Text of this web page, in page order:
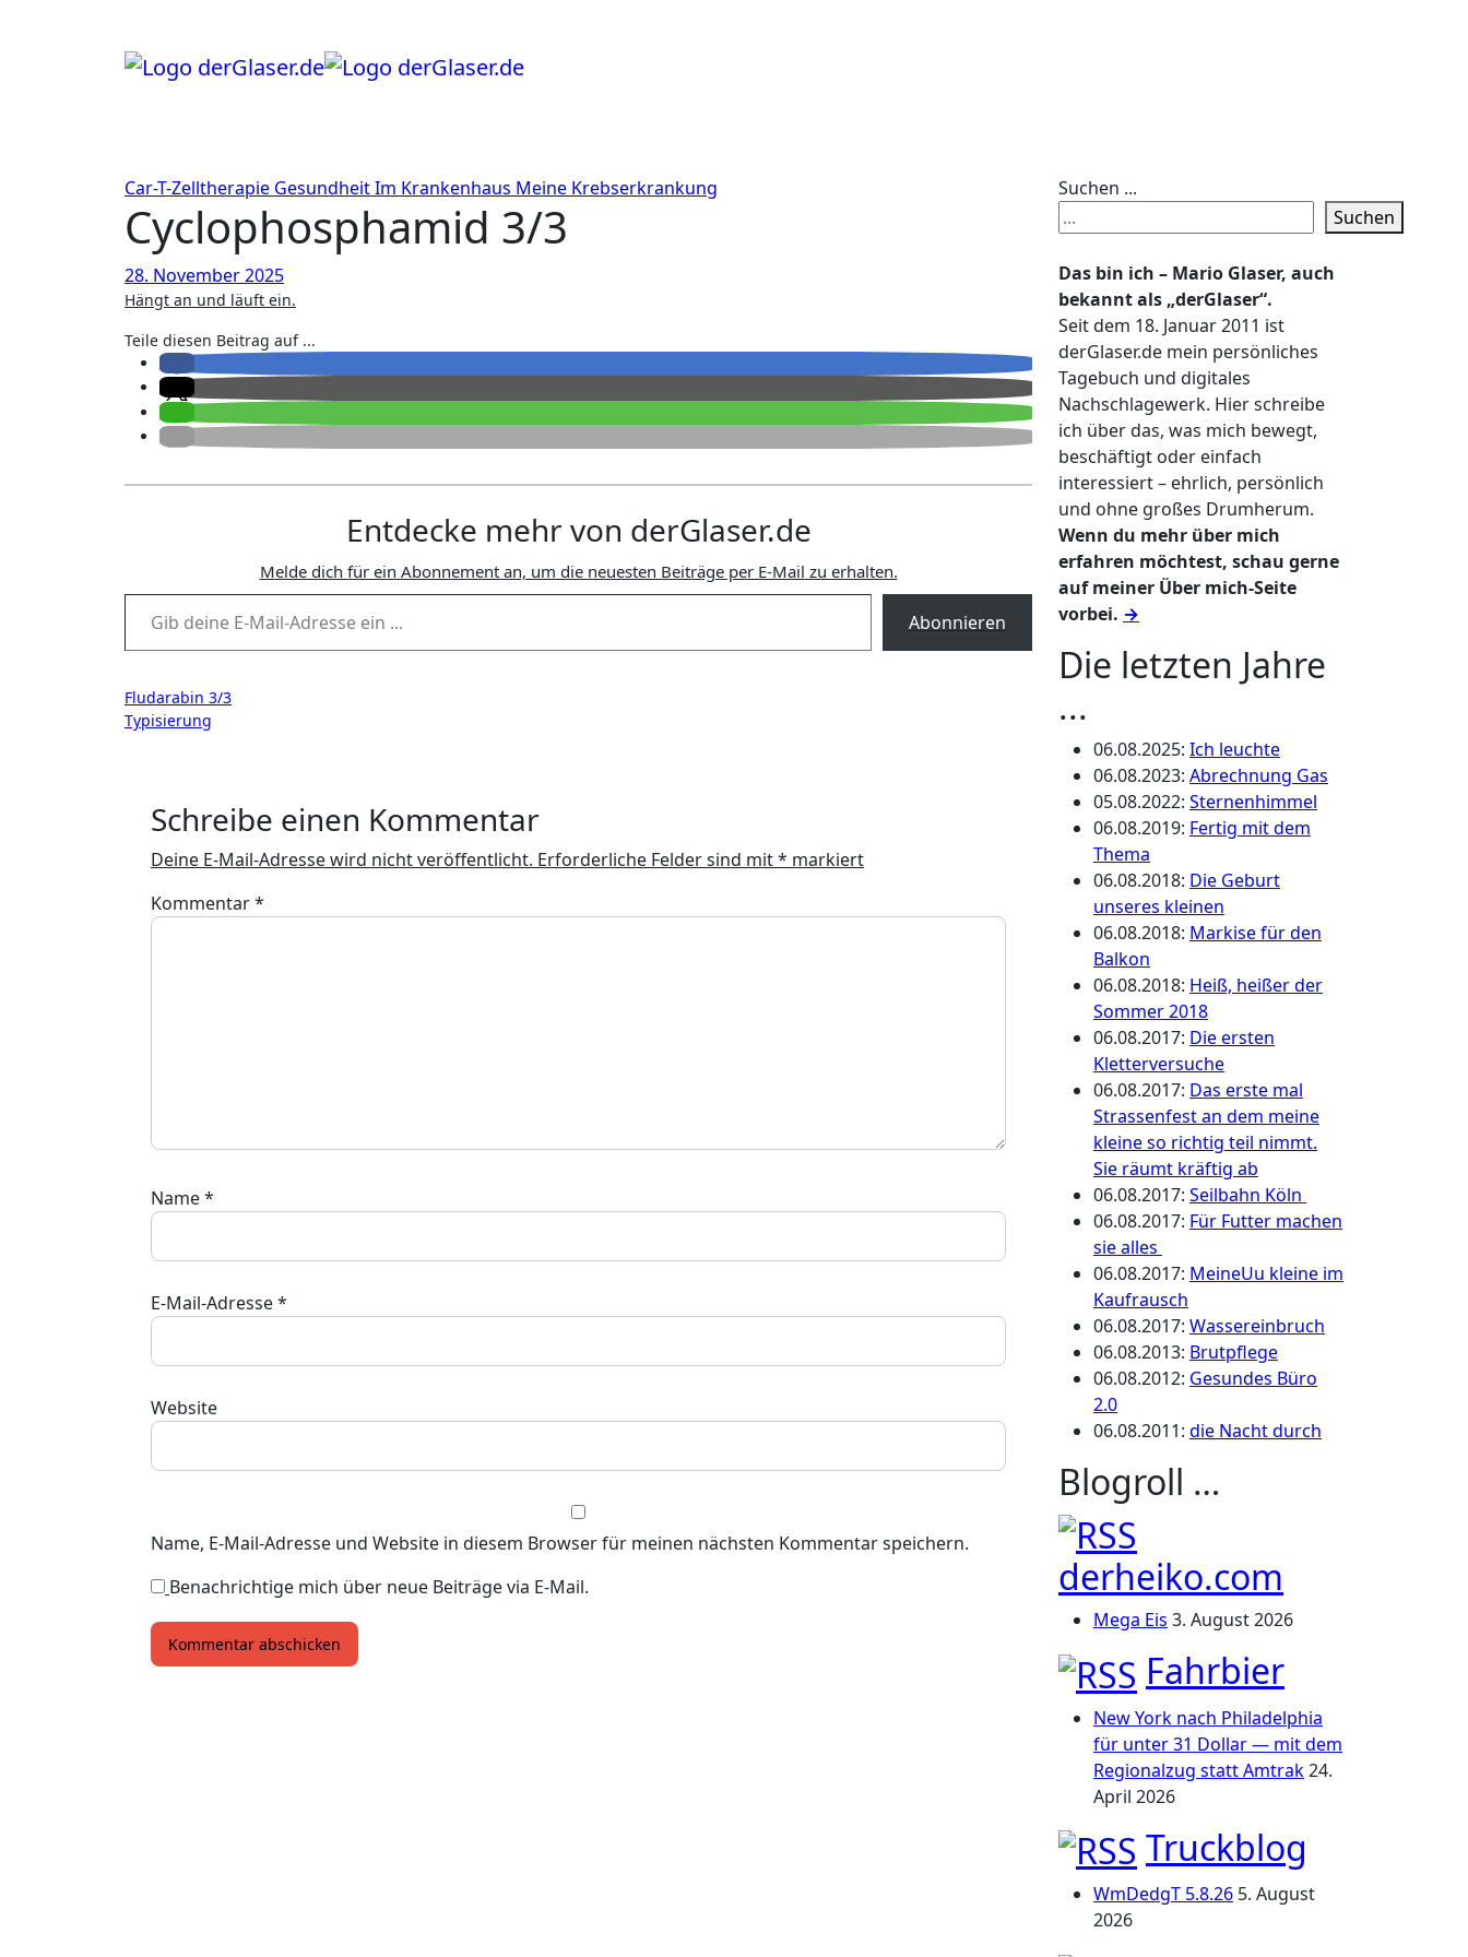
Car-T-Zelltherapie GesundheitIm Krankenhaus Meine Krebserkrankung
Cyclophosphamid 3/3
28. November 2025
Hängt an und läuft ein.
Teile diesen Beitrag auf ...
Entdecke mehr von derGlaser.de
Melde dich für ein Abonnement an, um die neuesten Beiträge per E-Mail zu erhalten.
Gib deine E-Mail-Adresse ein ...
Abonnieren
Beitragsnavigation
Fludarabin 3/3
Typisierung
Schreibe einen Kommentar
Deine E-Mail-Adresse wird nicht veröffentlicht. Erforderliche Felder sind mit* markiert
Kommentar*
Name*
E-Mail-Adresse*
Website
Name, E-Mail-Adresse und Website in diesem Browser für meinen nächsten Kommentar speichern.
Benachrichtige mich über neue Beiträge via E-Mail.
Suchen ...
Suchen
Das bin ich – Mario Glaser, auch
bekannt als „derGlaser“.
Seit dem 18. Januar 2011 ist
derGlaser.de mein persönliches
Tagebuch und digitales
Nachschlagewerk. Hier schreibe
ich über das, was mich bewegt,
beschäftigt oder einfach
interessiert – ehrlich, persönlich
und ohne großes Drumherum.
Wenn du mehr über mich
erfahren möchtest, schau gerne
auf meiner Über mich-Seite
vorbei. →
Die letzten Jahre
...
06.08.2025: Ich leuchte
06.08.2023: Abrechnung Gas
05.08.2022: Sternenhimmel
06.08.2019: Fertig mit dem
Thema
06.08.2018: Die Geburt
unseres kleinen
06.08.2018: Markise für den
Balkon
06.08.2018: Heiß, heißer der
Sommer 2018
06.08.2017: Die ersten
Kletterversuche
06.08.2017: Das erste mal
Strassenfest an dem meine
kleine so richtig teil nimmt.
Sie räumt kräftig ab
06.08.2017: Seilbahn Köln
06.08.2017: Für Futter machen
sie alles
06.08.2017: MeineUu kleine im
Kaufrausch
06.08.2017: Wassereinbruch
06.08.2013: Brutpflege
06.08.2012: Gesundes Büro
2.0
06.08.2011: die Nacht durch
Blogroll …
derheiko.com
Mega Eis 3. August 2026
Fahrbier
New York nach Philadelphia
für unter 31 Dollar — mit dem
Regionalzug statt Amtrak24.
April 2026
Truckblog
WmDedgT 5.8.26 5. August
2026